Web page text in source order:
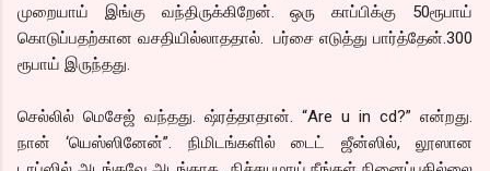
முறையாய் இங்கு வந்திருக்கிறேன். ஒரு காப்பிக்கு 50ரூபாய்
கொடுப்பதற்கான வசதியில்லாததால். பர்சை எடுத்து பார்த்தேன்.300
ரூபாய் இருந்தது.
செல்லில் மெசேஜ் வந்தது. ஷ்ரத்தாதான். “Are u in cd?” என்றது.
நான் ‘யெஸ்ஸினேன்”. நிமிடங்களில் டைட் ஜீன்ஸில், லூஸான